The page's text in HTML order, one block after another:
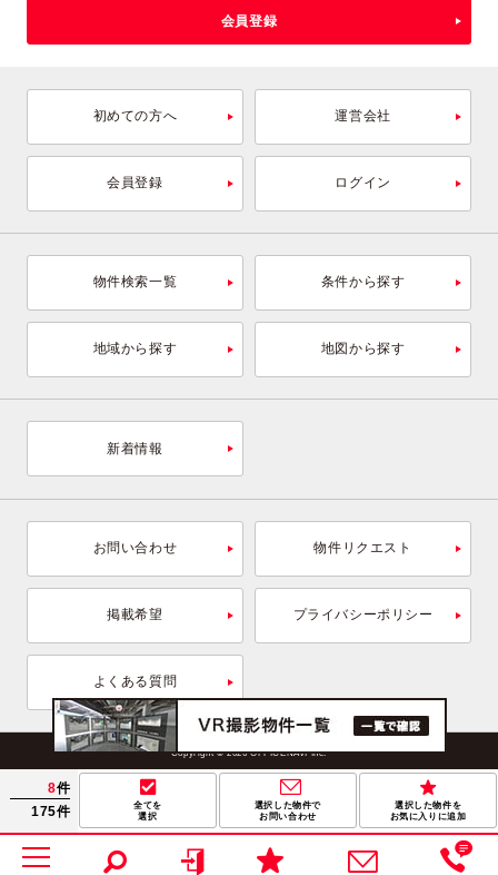
8件
175件
全てを
選択
選択した物件で
お問い合わせ
選択した物件を
お気に入りに追加
会員登録
初めての方へ 運営会社
会員登録 ログイン
物件検索一覧 条件から探す
地域から探す 地図から探す
新着情報
お問い合わせ 物件リクエスト
掲載希望 プライバシーポリシー
よくある質問
Copyright © 2026 OFFICENAVI Inc.